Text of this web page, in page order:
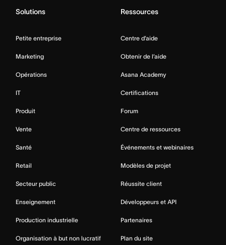
Solutions
Petite entreprise
Marketing
Opérations
IT
Produit
Vente
Santé
Retail
Secteur public
Enseignement
Production industrielle
Organisation à but non lucratif
Ressources
Centre d’aide
Obtenir de l’aide
Asana Academy
Certifications
Forum
Centre de ressources
Événements et webinaires
Modèles de projet
Réussite client
Développeurs et API
Partenaires
Plan du site